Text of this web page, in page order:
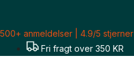
indholdet
500+ anmeldelser | 4.9/5 stjerner
Fri fragt over 350 KR